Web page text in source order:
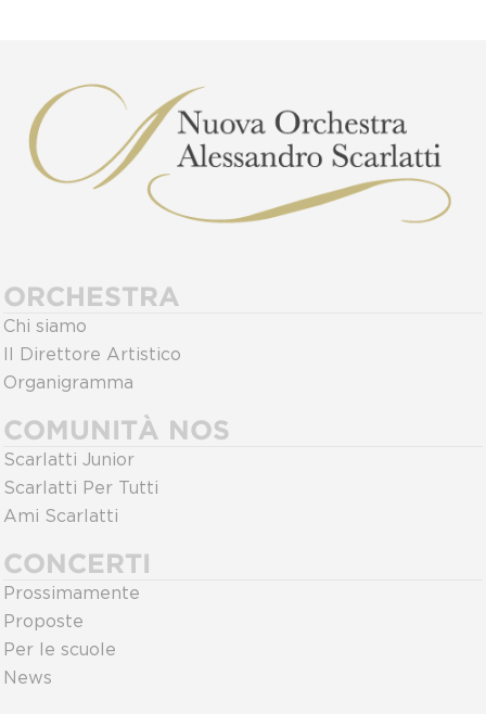
ORCHESTRA
Chi siamo
Il Direttore Artistico
Organigramma
COMUNITÀ NOS
Scarlatti Junior
Scarlatti Per Tutti
Ami Scarlatti
CONCERTI
Prossimamente
Proposte
Per le scuole
News